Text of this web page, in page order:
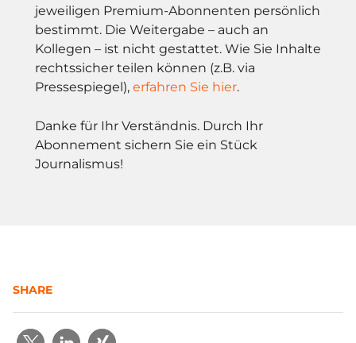
jeweiligen Premium-Abonnenten persönlich
bestimmt. Die Weitergabe – auch an
Kollegen – ist nicht gestattet. Wie Sie Inhalte
rechtssicher teilen können (z.B. via
Pressespiegel), erfahren Sie hier.
Danke für Ihr Verständnis. Durch Ihr
Abonnement sichern Sie ein Stück
Journalismus!
SHARE